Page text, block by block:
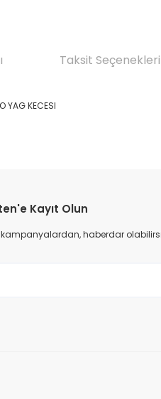
Taksit Seçenekleri
YAG KECESI
Kayıt Olun
kampanyalardan, haberdar